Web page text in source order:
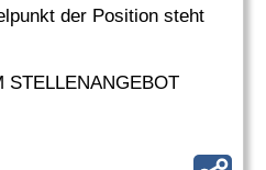
der Position steht
STELLENANGEBOT